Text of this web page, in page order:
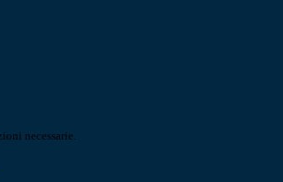
necessarie.